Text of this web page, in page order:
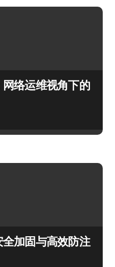
络运维视角下的
加固与高效防注